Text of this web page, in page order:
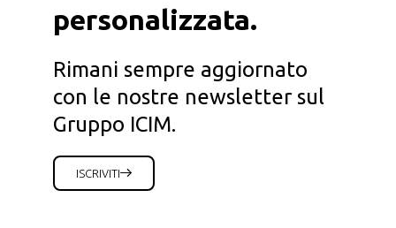
personalizzata.
Rimani sempre aggiornato
con le nostre newsletter sul
Gruppo ICIM.
ISCRIVITI